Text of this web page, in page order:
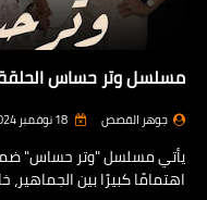
مسلسل وتر حساس الحلقة
جوهر القصص
يأتي مسلسل "وتر حساس" ضمن
اهتمامًا كبيرًا بين